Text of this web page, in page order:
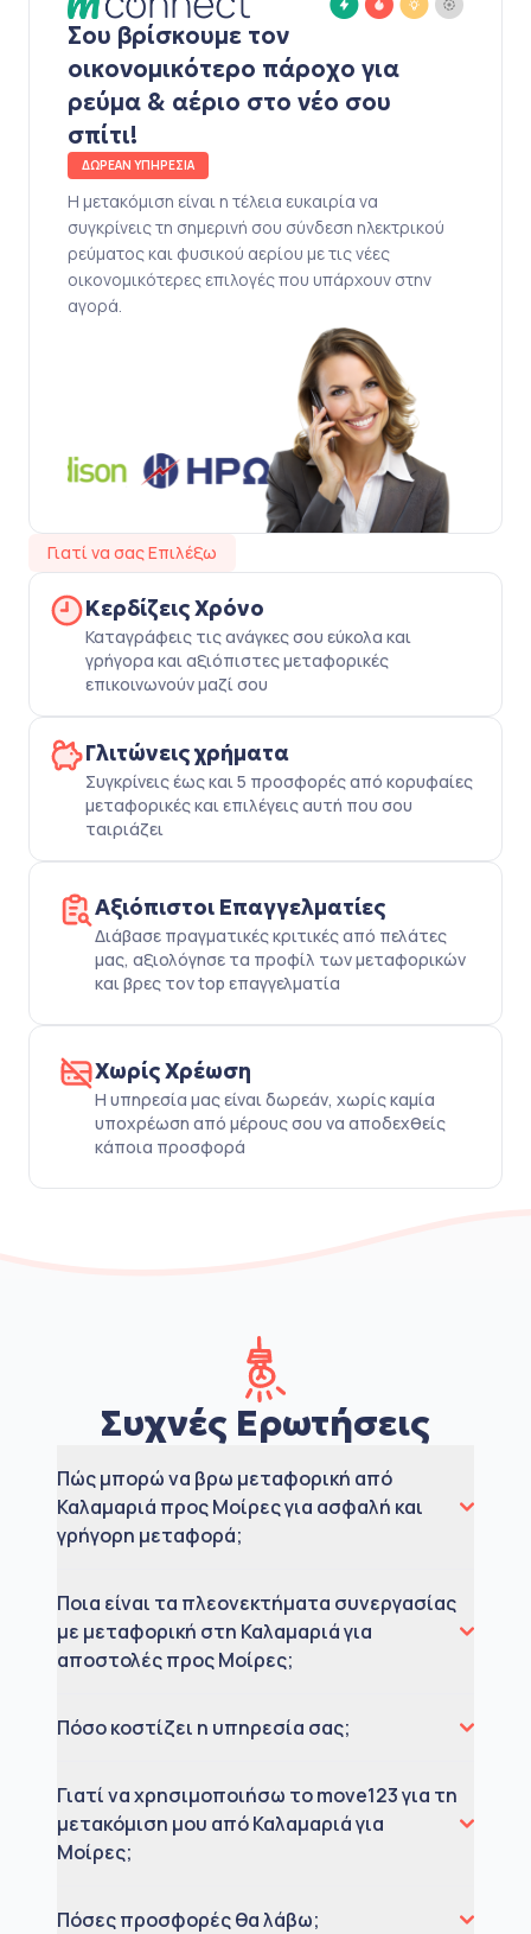
Σου βρίσκουμε τον
οικονομικότερο πάροχο για
ρεύμα & αέριο στο νέο σου
σπίτι!
ΔΩΡΕΑΝ ΥΠΗΡΕΣΙΑ
Η μετακόμιση είναι η τέλεια ευκαιρία να
συγκρίνεις τη σημερινή σου σύνδεση ηλεκτρικού
ρεύματος και φυσικού αερίου με τις νέες
οικονομικότερες επιλογές που υπάρχουν στην
αγορά.
Γιατί να σας Επιλέξω
Κερδίζεις Χρόνο
Καταγράφεις τις ανάγκες σου εύκολα και
γρήγορα και αξιόπιστες μεταφορικές
επικοινωνούν μαζί σου
Γλιτώνεις χρήματα
Συγκρίνεις έως και 5 προσφορές από κορυφαίες
μεταφορικές και επιλέγεις αυτή που σου
ταιριάζει
Αξιόπιστοι Επαγγελματίες
Διάβασε πραγματικές κριτικές από πελάτες
μας, αξιολόγησε τα προφίλ των μεταφορικών
και βρες τον top επαγγελματία
Χωρίς Χρέωση
Η υπηρεσία μας είναι δωρεάν, χωρίς καμία
υποχρέωση από μέρους σου να αποδεχθείς
κάποια προσφορά
Συχνές Ερωτήσεις
Πώς μπορώ να βρω μεταφορική από
Καλαμαριά προς Μοίρες για ασφαλή και
γρήγορη μεταφορά;
Ποια είναι τα πλεονεκτήματα συνεργασίας
με μεταφορική στη Καλαμαριά για
αποστολές προς Μοίρες;
Πόσο κοστίζει η υπηρεσία σας;
Γιατί να χρησιμοποιήσω το move123 για τη
μετακόμιση μου από Καλαμαριά για
Μοίρες;
Πόσες προσφορές θα λάβω;